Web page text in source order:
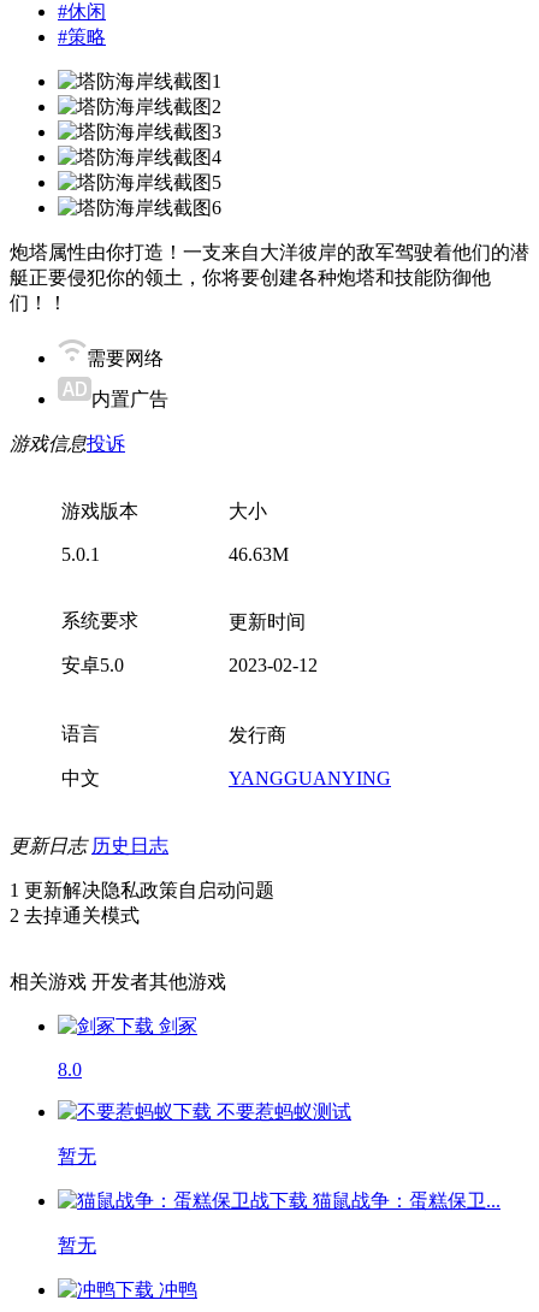
#休闲
#策略
炮塔属性由你打造！一支来自大洋彼岸的敌军驾驶着他们的潜
艇正要侵犯你的领土，你将要创建各种炮塔和技能防御他
们！！
需要网络
内置广告
游戏信息投诉
游戏版本
5.0.1
大小
46.63M
系统要求
安卓5.0
更新时间
2023-02-12
语言
中文
发行商
YANGGUANYING
更新日志 历史日志
1 更新解决隐私政策自启动问题
2 去掉通关模式
相关游戏 开发者其他游戏
剑冢
8.0
不要惹蚂蚁测试
暂无
猫鼠战争：蛋糕保卫...
暂无
冲鸭